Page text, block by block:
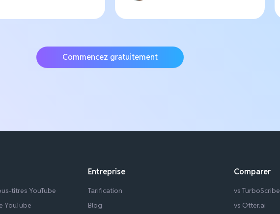
Commencez gratuitement
titres YouTube
YouTube
Entreprise
Tarification
Blog
Comparer
vs TurboScribe
vs Otter.ai